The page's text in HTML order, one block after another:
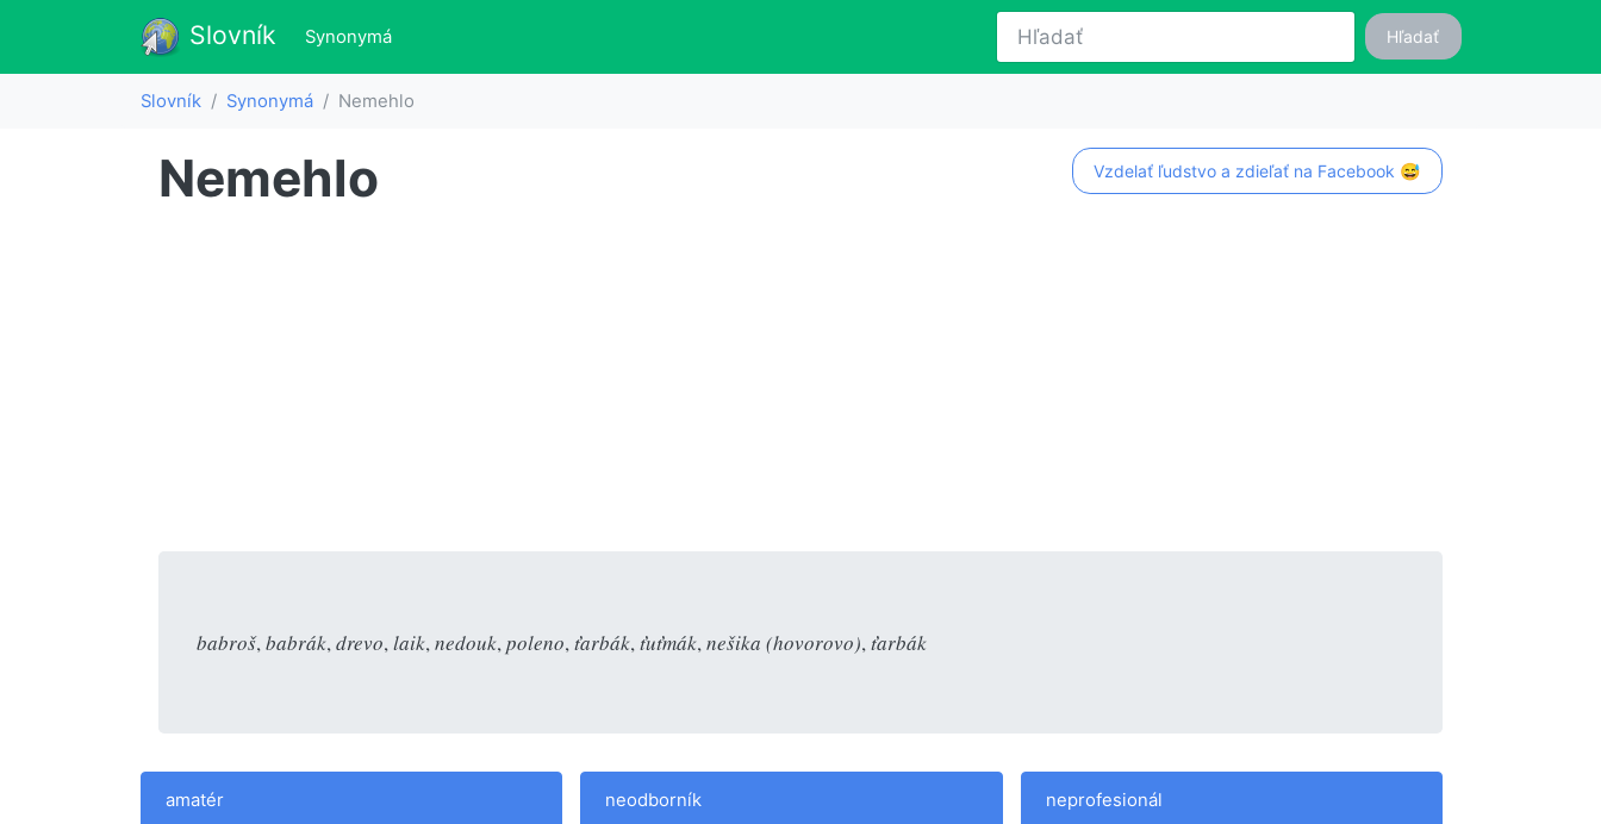
Slovník Slovník
Synonymá(aktualne) Hľadať
Slovník Synonymá Nemehlo
Vzdelať ľudstvo a zdieľať na Facebook 😅
Nemehlo
babroš, babrák, drevo, laik, nedouk, poleno, ťarbák, ťuťmák, nešika (hovorovo), ťarbák
amatér neodborník neprofesionál